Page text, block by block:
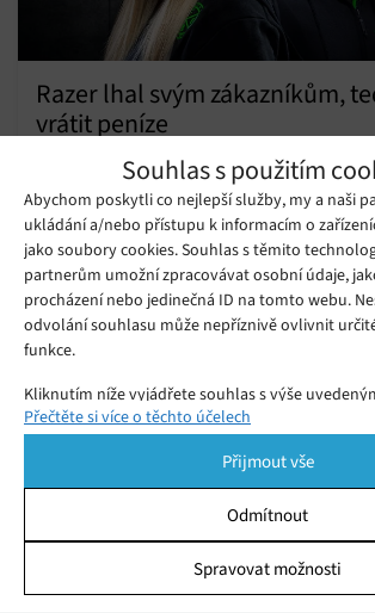
Souhlas s použitím
Abychom poskytli co nejlepší služby, my a naši
ukládání a/nebo přístupu k informacím o
jako soubory cookies. Souhlas s těmito
partnerům umožní zpracovávat osobní údaje,
procházení nebo jedinečná ID na tomto webu.
odvolání souhlasu může nepříznivě ovlivnit
funkce.
Kliknutím níže vyjádřete souhlas s výše
podrobnější rozhodnutí. Vaše volby budou
pomocí přepínačů v Zásadách cookies nebo
Spravovat souhlas ve spodní části obrazovky.
Ukládání a/nebo přístup k informacím v
Přečtěte si více o těchto účelech
Přijmout vše
Odmítnout
Spravovat možnosti
Razer lhal svým zákazníkům,
vrátit peníze
Společnost Razer musí Federální obchodní
zaplatit téměř 1,1 milionu dolarů za to, že své
proslulé masky Zephyr inzerovala jako masky
ačkoli ji vůbec neměly.
Společnost Razer to
futuristickou ochranou
Hazel uvede na trh již
Středa 16. 06. 2021 Samuel